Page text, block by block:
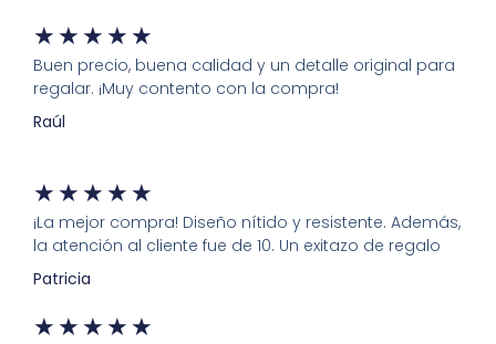
★ ★ ★ ★ ★
Buen precio, buena calidad y un detalle original para
regalar. ¡Muy contento con la compra!
Raúl
★ ★ ★ ★ ★
¡La mejor compra! Diseño nítido y resistente. Además,
la atención al cliente fue de 10. Un exitazo de regalo
Patricia
★ ★ ★ ★ ★